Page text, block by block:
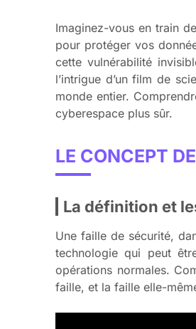
Imaginez-vous en train
pour protéger vos
cette vulnérabilité
l’intrigue d’un film de
monde entier.
cyberespace plus sûr.
LE CONCEPT
La définition et
Une faille de sécurité,
technologie qui peut
opérations normales.
faille, et la faille elle-